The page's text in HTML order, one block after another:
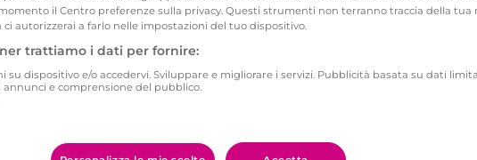
un appuntamento, lo farai impazzire perché
la sua amata. E cosa fa un uomo che si
il Centro preferenze sulla privacy. Questi strumenti non terranno traccia della tua
autorizzerai a farlo nelle impostazioni del tuo dispositivo.
trattiamo i dati per fornire:
su dispositivo e/o accedervi. Sviluppare e migliorare i servizi. Pubblicità basata su dati
e comprensione del pubblico.